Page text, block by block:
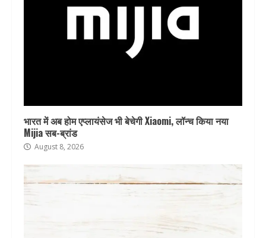
भारत में अब होम एप्लायंसेज भी बेचेगी Xiaomi, लॉन्च किया नया
Mijia सब-ब्रांड
August 8, 2026